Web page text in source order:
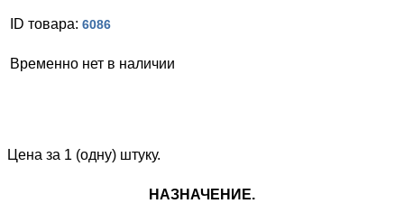
ID товара: 6086
Временно нет в наличии
Цена за 1 (одну) штуку.
НАЗНАЧЕНИЕ.